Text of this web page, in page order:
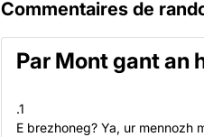
Commentaires de
Par Mont gant an
.1
E brezhoneg? Ya, ur mennozh